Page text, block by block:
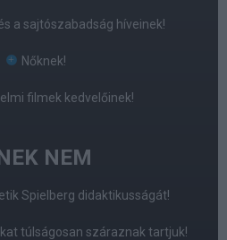
a sajtószabadság híveinek!
Nőknek!
filmek kedvelőinek!
NEM
Spielberg didaktikusságát!
túlságosan száraznak tartjuk!